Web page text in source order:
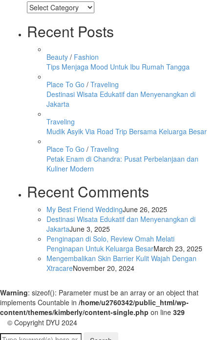
Categories
Recent Posts
Beauty / Fashion
Tips Menjaga Mood Untuk Ibu Rumah Tangga
Place To Go / Traveling
Destinasi Wisata Edukatif dan Menyenangkan di
Jakarta
Traveling
Mudik Asyik Via Road Trip Bersama Keluarga Besar
Place To Go / Traveling
Petak Enam di Chandra: Pusat Perbelanjaan dan
Kuliner Modern
Recent Comments
My Best Friend WeddingJune 26, 2025
Destinasi Wisata Edukatif dan Menyenangkan di
JakartaJune 3, 2025
Penginapan di Solo, Review Omah Melati
Penginapan Untuk Keluarga BesarMarch 23, 2025
Mengembalikan Skin Barrier Kulit Wajah Dengan
XtracareNovember 20, 2024
Warning: sizeof(): Parameter must be an array or an object that
implements Countable in /home/u2760342/public_html/wp-
content/themes/kimberly/content-single.php on line 329
© Copyright DYU 2024